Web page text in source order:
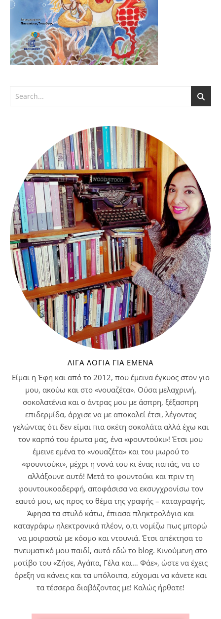
ΛΊΓΑ ΛΌΓΙΑ ΓΙΑ ΕΜΈΝΑ
Είμαι η Έφη και από το 2012, που έμεινα έγκυος στον γιο
μου, ακούω και στο «νουαζέτα». Ούσα μελαχρινή,
σοκολατένια και ο άντρας μου με άσπρη, ξέξασπρη
επιδερμίδα, άρχισε να με αποκαλεί έτσι, λέγοντας
γελώντας ότι δεν είμαι πια σκέτη σοκολάτα αλλά έχω και
τον καρπό του έρωτα μας, ένα «φουντούκι»! Έτσι μου
έμεινε εμένα το «νουαζέτα» και του μωρού το
«φουντούκι», μέχρι η νονά του κι ένας παπάς, να το
αλλάξουνε αυτό! Μετά το φουντούκι και πριν τη
φουντουκοαδερφή, αποφάσισα να εκσυγχρονίσω τον
εαυτό μου, ως προς το θέμα της γραφής – καταγραφής.
Άφησα τα στυλό κάτω, έπιασα πληκτρολόγια και
καταγράφω ηλεκτρονικά πλέον, ο,τι νομίζω πως μπορώ
να μοιραστώ με κόσμο και ντουνιά. Έτσι απέκτησα το
πνευματικό μου παιδί, αυτό εδώ το blog. Κινούμενη στο
μοτίβο του «Ζήσε, Αγάπα, Γέλα και… Φάε», ώστε να έχεις
όρεξη να κάνεις και τα υπόλοιπα, εύχομαι να κάνετε και
τα τέσσερα διαβάζοντας με! Καλώς ήρθατε!